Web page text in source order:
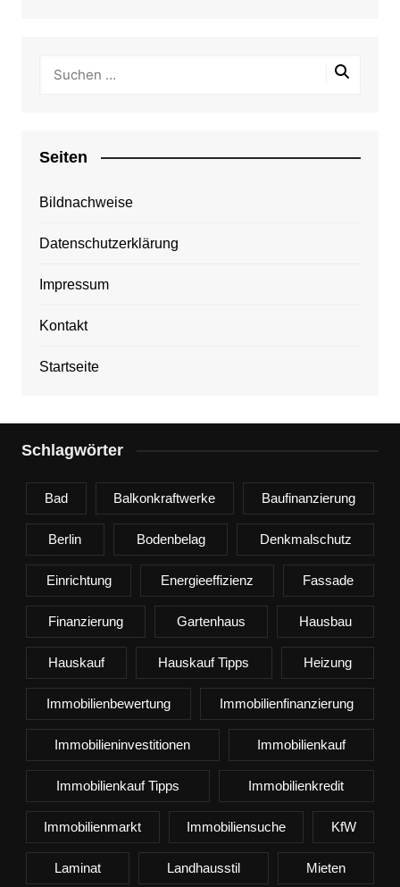
Seiten
Bildnachweise
Datenschutzerklärung
Impressum
Kontakt
Startseite
Schlagwörter
Bad Balkonkraftwerke Baufinanzierung
Berlin Bodenbelag Denkmalschutz
Einrichtung Energieeffizienz Fassade
Finanzierung Gartenhaus Hausbau
Hauskauf Hauskauf Tipps Heizung
Immobilienbewertung Immobilienfinanzierung
Immobilieninvestitionen Immobilienkauf
Immobilienkauf Tipps Immobilienkredit
Immobilienmarkt Immobiliensuche KfW
Laminat Landhausstil Mieten